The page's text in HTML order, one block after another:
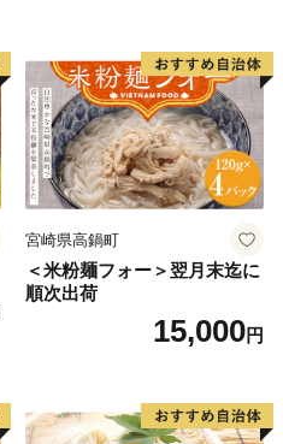
宮崎県高鍋町
＜米粉麺フォー＞翌月末迄に
順次出荷
15,000円